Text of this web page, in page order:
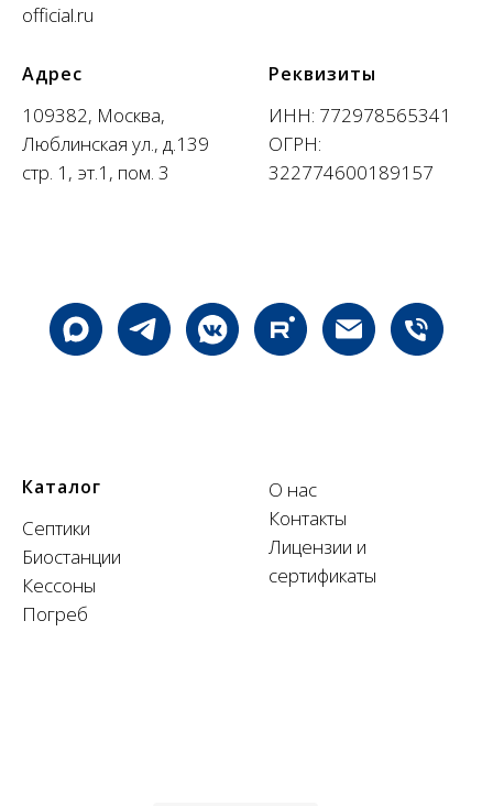
official.ru
Адрес
109382, Москва,
Люблинская ул., д.139
стр. 1, эт.1, пом. 3
Реквизиты
ИНН: 772978565341
ОГРН:
322774600189157
Каталог
Септики
Биостанции
Кессоны
Погреб
О нас
Контакты
Лицензии и
сертификаты